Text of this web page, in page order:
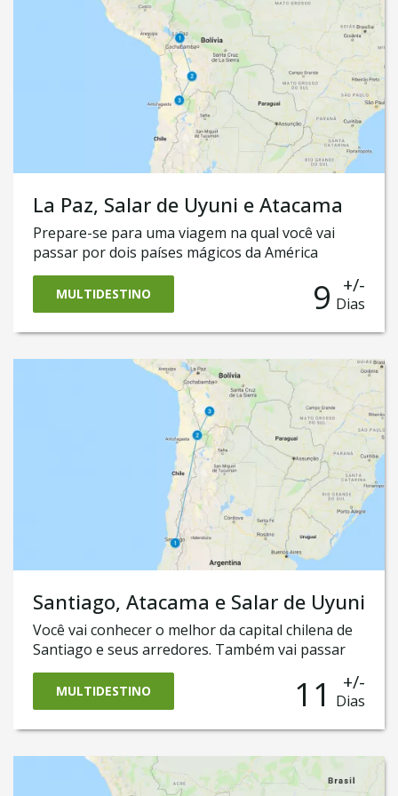
La Paz, Salar de Uyuni e Atacama
Prepare-se para uma viagem na qual você vai
passar por dois países mágicos da América
Latina. Neste roteiro, você vai conhecer a Bolívia
e sua capital La Paz, reconhecida por ser a capital
mais alta do mundo e não muito distante dali o
famoso Lago Titicaca e a mística Ilha do Sol.
Salar de Uyuni, o deserto de sal da Bolívia e se
deparar com vulcões, lagoas e vegetação de
muitas cores! Finalmente, chegará à cidade
chilena de San Pedro do Atacama, que se destaca
pelo árido e intrigante deserto e o surpreendente
MULTIDESTINO 9 +/-
Dias
Santiago, Atacama e Salar de Uyuni
Você vai conhecer o melhor da capital chilena de
Santiago e seus arredores. Também vai passar
uns dias em San Pedro do Atacama, onde vai
conhecer as majestosas paisagens desérticas. E,
para fechar com chave de ouro, também vai
cruzar a fronteira até a Bolívia para ter uma
sal da Bolívia, o Salar de Uyuni! Code of conduct
for Responsible Tourism
MULTIDESTINO 11 +/-
Dias